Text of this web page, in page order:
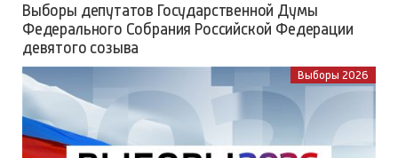
Выборы депутатов Государственной Думы
Федерального Собрания Российской Федерации
девятого созыва
Выборы 2026